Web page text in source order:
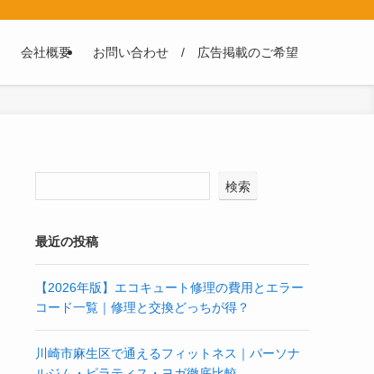
会社概要 お問い合わせ / 広告掲載のご希望
検索
最近の投稿
【2026年版】エコキュート修理の費用とエラー
コード一覧｜修理と交換どっちが得？
川崎市麻生区で通えるフィットネス｜パーソナ